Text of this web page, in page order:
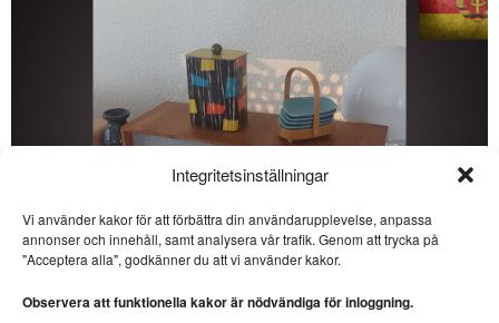
Integritetsinställningar
Vi använder kakor för att förbättra din användarupplevelse, anpassa
annonser och innehåll, samt analysera vår trafik. Genom att trycka på
"Acceptera alla", godkänner du att vi använder kakor.
Observera att funktionella kakor är nödvändiga för inloggning.
SE ÄVEN
Bohlin